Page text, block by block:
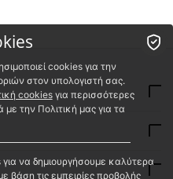
cookies για την
στον υπολογιστή σας.
cookiesγια περισσότερες
με την Πολιτική μας για τα
να δημιουργήσουμε καλύτερα
βάση τις εμπειρίες προβολής